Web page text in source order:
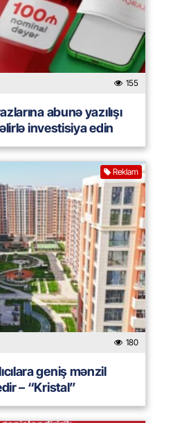
155
abunə yazılışı
investisiya edin
Reklam
180
geniş mənzil
– “Kristal”